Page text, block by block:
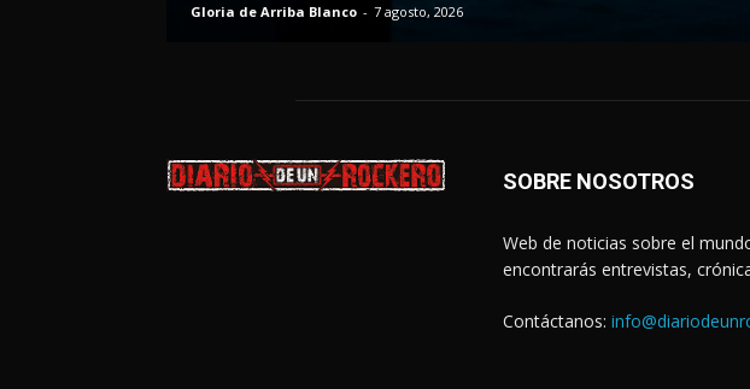
Gloria de Arriba Blanco - 7 agosto, 2026
SOBRE NOSOTROS
Web de noticias sobre el
encontrarás entrevistas,
Contáctanos: